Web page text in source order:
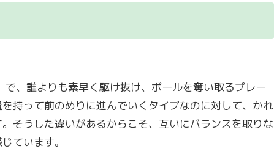
で、誰よりも素早く駆け抜け、ボールを奪い取るプレー
持って前のめりに進んでいくタイプなのに対して、かれ
そうした違いがあるからこそ、互いにバランスを取りな
ています。